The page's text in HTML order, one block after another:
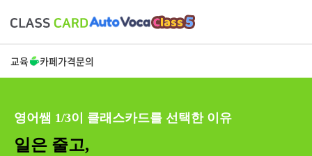
교육 카페가격문의
영어쌤 1/3이 클래스카드를 선택한 이유
일은 줄고,